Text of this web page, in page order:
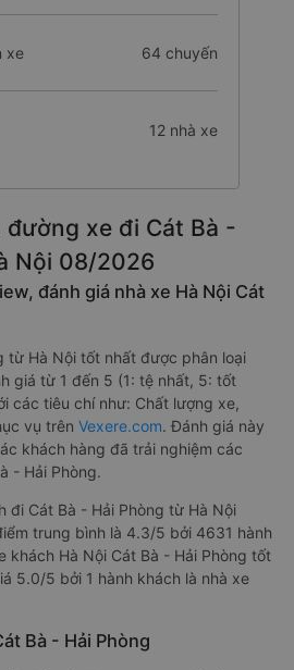
xe 64 chuyến
12 nhà xe
xe đi Cát Bà -
Nội 08/2026
đánh giá nhà xe Hà Nội Cát
từ Hà Nội tốt nhất được phân loại
giá từ 1 đến 5 (1: tệ nhất, 5: tốt
các tiêu chí như: Chất lượng xe,
vụ trên Vexere.com. Đánh giá này
khách hàng đã trải nghiệm các
- Hải Phòng.
đi Cát Bà - Hải Phòng từ Hà Nội
trung bình là 4.3/5 bởi 4631 hành
khách Hà Nội Cát Bà - Hải Phòng tốt
5.0/5 bởi 1 hành khách là nhà xe
Bà - Hải Phòng